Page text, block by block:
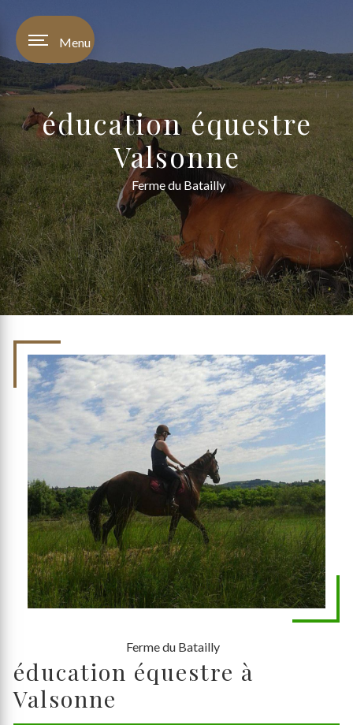
Menu
éducation équestre
Valsonne
Ferme du Batailly
Ferme du Batailly
éducation équestre à
Valsonne